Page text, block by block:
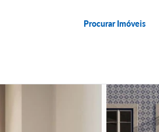
Procurar Imóveis